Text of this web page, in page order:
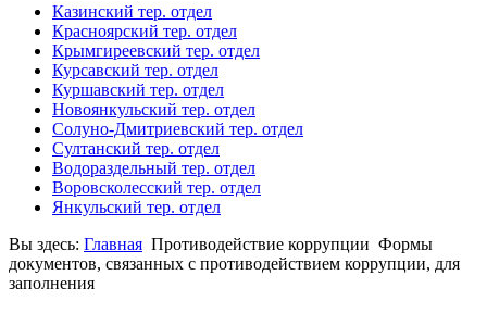
Казинский тер. отдел
Красноярский тер. отдел
Крымгиреевский тер. отдел
Курсавский тер. отдел
Куршавский тер. отдел
Новоянкульский тер. отдел
Солуно-Дмитриевский тер. отдел
Султанский тер. отдел
Водораздельный тер. отдел
Воровсколесский тер. отдел
Янкульский тер. отдел
Вы здесь: Главная Противодействие коррупции Формы
документов, связанных с противодействием коррупции, для
заполнения